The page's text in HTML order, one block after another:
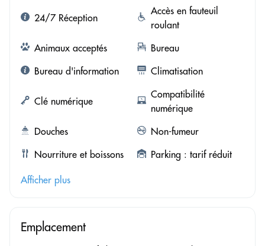
24/7 Réception
Accès en fauteuil
roulant
Animaux acceptés
Bureau
Bureau d'information
Climatisation
Clé numérique
Compatibilité
numérique
Douches
Non-fumeur
Nourriture et boissons
Parking : tarif réduit
Afficher plus
Emplacement